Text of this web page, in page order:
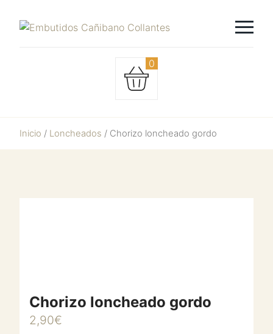
0
Inicio / Loncheados / Chorizo loncheado gordo
Chorizo loncheado gordo
2,90€